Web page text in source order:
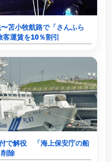
苫小牧航路で「さんふら
運賃を10％割引
で解役 「海上保安庁の船
除